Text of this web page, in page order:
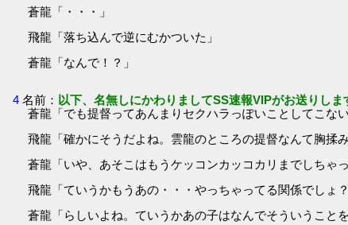
蒼龍「・・・」
飛龍「落ち込んで逆にむかついた」
蒼龍「なんで！？」
4 名前： 以下、名無しにかわりましてSS速報VIPがお送りしま
蒼龍「でも提督ってあんまりセクハラっぽいことしてこな
飛龍「確かにそうだよね。雲龍のところの提督なんて胸揉
蒼龍「いや、あそこはもうケッコンカッコカリまでしちゃ
飛龍「ていうかもうあの・・・やっちゃってる関係でしょ？
蒼龍「らしいよね。ていうかあの子はなんでそういうこと